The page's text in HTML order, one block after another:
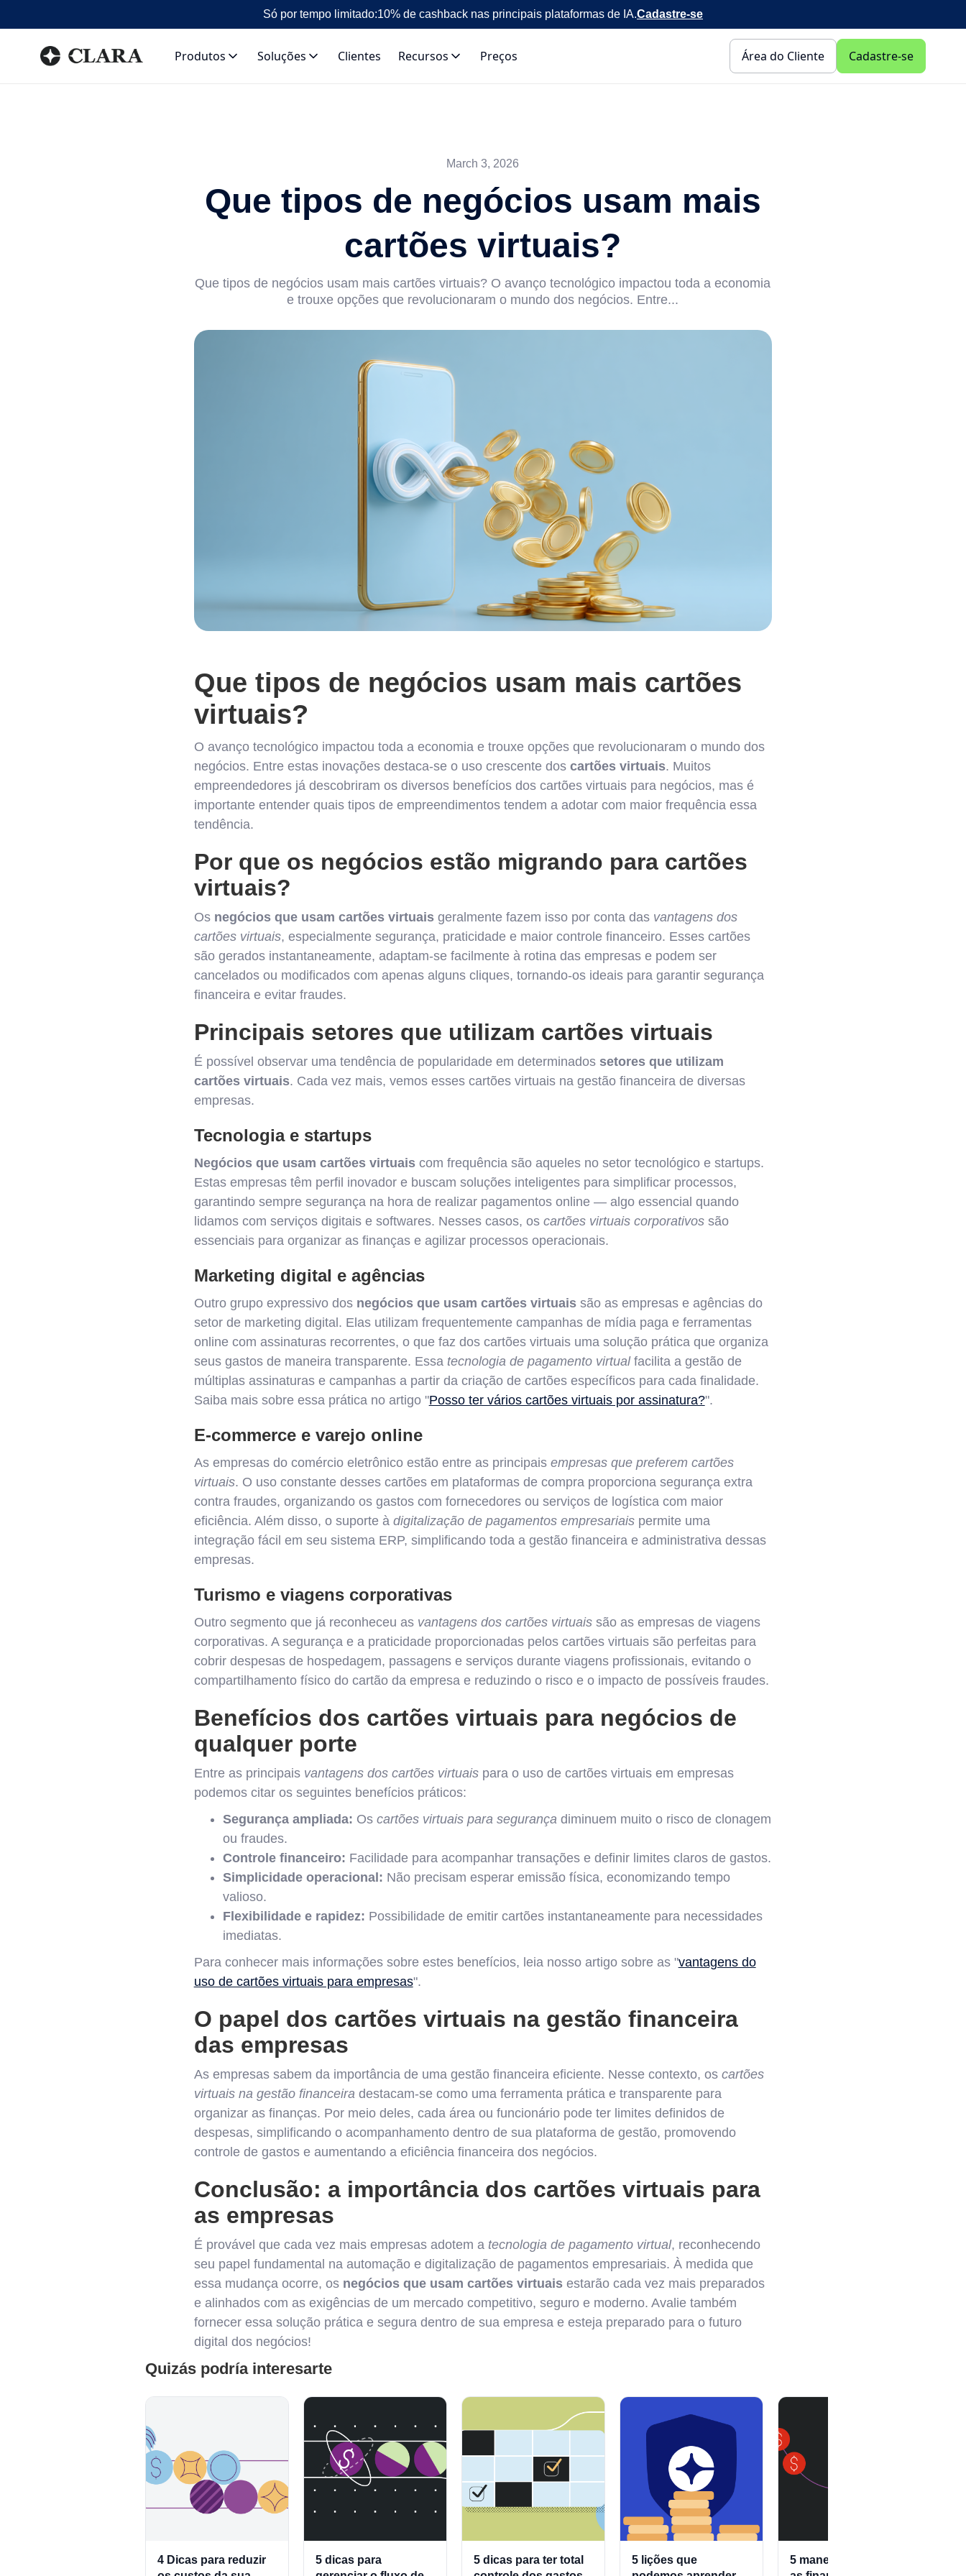
Só por tempo limitado:10% de cashback nas principais plataformas de IA.Cadastre-se
Produtos Soluções Clientes Recursos Preços Área do Cliente Cadastre-se
March 3, 2026
Que tipos de negócios usam mais
cartões virtuais?
Que tipos de negócios usam mais cartões virtuais? O avanço tecnológico impactou toda a economia
e trouxe opções que revolucionaram o mundo dos negócios. Entre...
Que tipos de negócios usam mais cartões
virtuais?
O avanço tecnológico impactou toda a economia e trouxe opções que revolucionaram o mundo dos
negócios. Entre estas inovações destaca-se o uso crescente dos cartões virtuais. Muitos
empreendedores já descobriram os diversos benefícios dos cartões virtuais para negócios, mas é
importante entender quais tipos de empreendimentos tendem a adotar com maior frequência essa
tendência.
Por que os negócios estão migrando para cartões
virtuais?
Os negócios que usam cartões virtuaisgeralmente fazem isso por conta das vantagens dos
cartões virtuais, especialmente segurança, praticidade e maior controle financeiro. Esses cartões
são gerados instantaneamente, adaptam-se facilmente à rotina das empresas e podem ser
cancelados ou modificados com apenas alguns cliques, tornando-os ideais para garantir segurança
financeira e evitar fraudes.
Principais setores que utilizam cartões virtuais
É possível observar uma tendência de popularidade em determinados setores que utilizam
cartões virtuais. Cada vez mais, vemos esses cartões virtuais na gestão financeira de diversas
empresas.
Tecnologia e startups
Negócios que usam cartões virtuaiscom frequência são aqueles no setor tecnológico e startups.
Estas empresas têm perfil inovador e buscam soluções inteligentes para simplificar processos,
garantindo sempre segurança na hora de realizar pagamentos online — algo essencial quando
lidamos com serviços digitais e softwares. Nesses casos, os cartões virtuais corporativossão
essenciais para organizar as finanças e agilizar processos operacionais.
Marketing digital e agências
Outro grupo expressivo dos negócios que usam cartões virtuaissão as empresas e agências do
setor de marketing digital. Elas utilizam frequentemente campanhas de mídia paga e ferramentas
online com assinaturas recorrentes, o que faz dos cartões virtuais uma solução prática que organiza
seus gastos de maneira transparente. Essa tecnologia de pagamento virtualfacilita a gestão de
múltiplas assinaturas e campanhas a partir da criação de cartões específicos para cada finalidade.
Saiba mais sobre essa prática no artigo "Posso ter vários cartões virtuais por assinatura?".
E-commerce e varejo online
As empresas do comércio eletrônico estão entre as principais empresas que preferem cartões
virtuais. O uso constante desses cartões em plataformas de compra proporciona segurança extra
contra fraudes, organizando os gastos com fornecedores ou serviços de logística com maior
eficiência. Além disso, o suporte à digitalização de pagamentos empresariaispermite uma
integração fácil em seu sistema ERP, simplificando toda a gestão financeira e administrativa dessas
empresas.
Turismo e viagens corporativas
Outro segmento que já reconheceu as vantagens dos cartões virtuaissão as empresas de viagens
corporativas. A segurança e a praticidade proporcionadas pelos cartões virtuais são perfeitas para
cobrir despesas de hospedagem, passagens e serviços durante viagens profissionais, evitando o
compartilhamento físico do cartão da empresa e reduzindo o risco e o impacto de possíveis fraudes.
Benefícios dos cartões virtuais para negócios de
qualquer porte
Entre as principais vantagens dos cartões virtuaispara o uso de cartões virtuais em empresas
podemos citar os seguintes benefícios práticos:
Segurança ampliada: Os cartões virtuais para segurançadiminuem muito o risco de clonagem
ou fraudes.
Controle financeiro: Facilidade para acompanhar transações e definir limites claros de gastos.
Simplicidade operacional: Não precisam esperar emissão física, economizando tempo
valioso.
Flexibilidade e rapidez: Possibilidade de emitir cartões instantaneamente para necessidades
imediatas.
Para conhecer mais informações sobre estes benefícios, leia nosso artigo sobre as "vantagens do
uso de cartões virtuais para empresas".
O papel dos cartões virtuais na gestão financeira
das empresas
As empresas sabem da importância de uma gestão financeira eficiente. Nesse contexto, os cartões
virtuais na gestão financeiradestacam-se como uma ferramenta prática e transparente para
organizar as finanças. Por meio deles, cada área ou funcionário pode ter limites definidos de
despesas, simplificando o acompanhamento dentro de sua plataforma de gestão, promovendo
controle de gastos e aumentando a eficiência financeira dos negócios.
Conclusão: a importância dos cartões virtuais para
as empresas
É provável que cada vez mais empresas adotem a tecnologia de pagamento virtual, reconhecendo
seu papel fundamental na automação e digitalização de pagamentos empresariais. À medida que
essa mudança ocorre, os negócios que usam cartões virtuaisestarão cada vez mais preparados
e alinhados com as exigências de um mercado competitivo, seguro e moderno. Avalie também
fornecer essa solução prática e segura dentro de sua empresa e esteja preparado para o futuro
digital dos negócios!
Quizás podría interesarte
4 Dicas para reduzir
5 dicas para
5 dicas para ter total
5 lições que
5 maneiras de gerir